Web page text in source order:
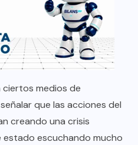
ciertos medios de
que las acciones del
creando una crisis
estado escuchando mucho